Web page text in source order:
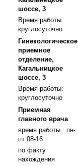
шоссе, 3
Время работы:
круглосуточно
Гинекологическое
приемное
отделение,
Кагальницкое
шоссе, 3
Время работы:
круглосуточно
Приемная
главного врача
время работы : пн-
пт 08-16
по факту
нахождения